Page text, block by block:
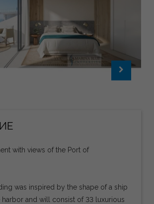
with views of the Port of
was inspired by the shape of a ship
and will consist of 33 luxurious